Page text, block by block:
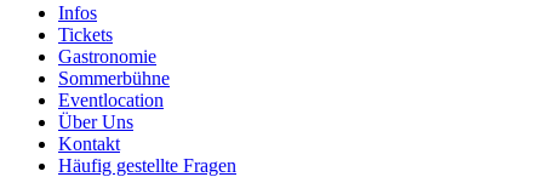
Infos
Tickets
Gastronomie
Sommerbühne
Eventlocation
Über Uns
Kontakt
Häufig gestellte Fragen